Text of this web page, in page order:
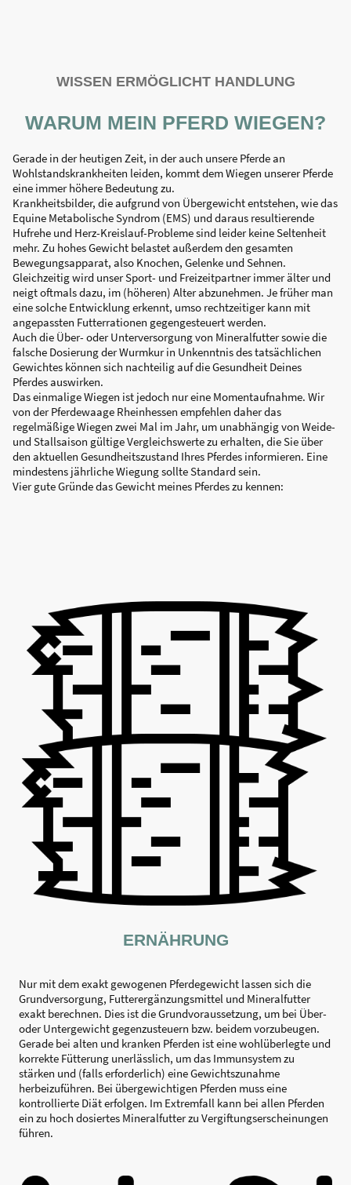
WISSEN ERMÖGLICHT HANDLUNG
WARUM MEIN PFERD WIEGEN?
Gerade in der heutigen Zeit, in der auch unsere Pferde an
Wohlstandskrankheiten leiden, kommt dem Wiegen unserer Pferde
eine immer höhere Bedeutung zu.
Krankheitsbilder, die aufgrund von Übergewicht entstehen, wie das
Equine Metabolische Syndrom (EMS) und daraus resultierende
Hufrehe und Herz-Kreislauf-Probleme sind leider keine Seltenheit
mehr. Zu hohes Gewicht belastet außerdem den gesamten
Bewegungsapparat, also Knochen, Gelenke und Sehnen.
Gleichzeitig wird unser Sport- und Freizeitpartner immer älter und
neigt oftmals dazu, im (höheren) Alter abzunehmen. Je früher man
eine solche Entwicklung erkennt, umso rechtzeitiger kann mit
angepassten Futterrationen gegengesteuert werden.
Auch die Über- oder Unterversorgung von Mineralfutter sowie die
falsche Dosierung der Wurmkur in Unkenntnis des tatsächlichen
Gewichtes können sich nachteilig auf die Gesundheit Deines
Pferdes auswirken.
Das einmalige Wiegen ist jedoch nur eine Momentaufnahme. Wir
von der Pferdewaage Rheinhessen empfehlen daher das
regelmäßige Wiegen zwei Mal im Jahr, um unabhängig von Weide-
und Stallsaison gültige Vergleichswerte zu erhalten, die Sie über
den aktuellen Gesundheitszustand Ihres Pferdes informieren. Eine
mindestens jährliche Wiegung sollte Standard sein.
Vier gute Gründe das Gewicht meines Pferdes zu kennen:
ERNÄHRUNG
Nur mit dem exakt gewogenen Pferdegewicht lassen sich die
Grundversorgung, Futterergänzungsmittel und Mineralfutter
exakt berechnen. Dies ist die Grundvoraussetzung, um bei Über-
oder Untergewicht gegenzusteuern bzw. beidem vorzubeugen.
Gerade bei alten und kranken Pferden ist eine wohlüberlegte und
korrekte Fütterung unerlässlich, um das Immunsystem zu
stärken und (falls erforderlich) eine Gewichtszunahme
herbeizuführen. Bei übergewichtigen Pferden muss eine
kontrollierte Diät erfolgen. Im Extremfall kann bei allen Pferden
ein zu hoch dosiertes Mineralfutter zu Vergiftungserscheinungen
führen.